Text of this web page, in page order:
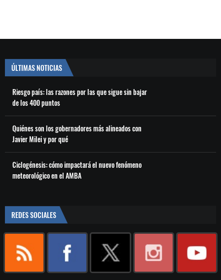
ÚLTIMAS NOTICIAS
Riesgo país: las razones por las que sigue sin bajar
de los 400 puntos
Quiénes son los gobernadores más alineados con
Javier Milei y por qué
Ciclogénesis: cómo impactará el nuevo fenómeno
meteorológico en el AMBA
REDES SOCIALES